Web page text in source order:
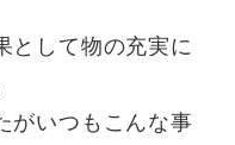
として物の充実に
がいつもこんな事